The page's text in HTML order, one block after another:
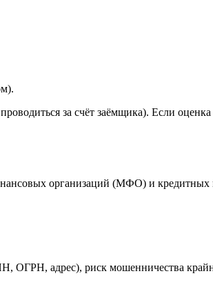
за счёт заёмщика). Если
организаций (МФО) и
ОГРН, адрес), риск мошенничества